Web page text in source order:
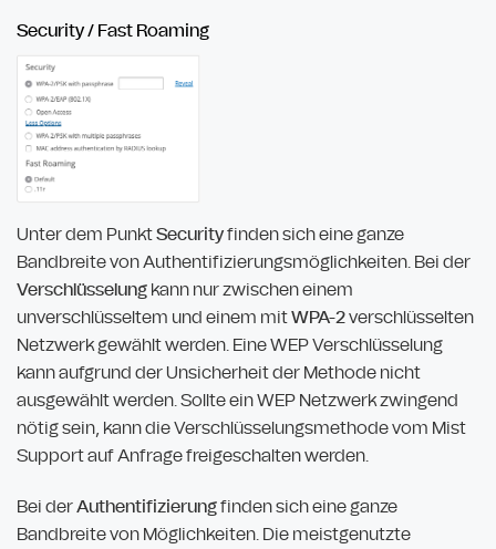
Security / Fast Roaming
Unter dem PunktSecurityfinden sich eine ganze
Bandbreite von Authentifizierungsmöglichkeiten. Bei der
Verschlüsselungkann nur zwischen einem
unverschlüsseltem und einem mitWPA-2verschlüsselten
Netzwerk gewählt werden. Eine WEP Verschlüsselung
kann aufgrund der Unsicherheit der Methode nicht
ausgewählt werden. Sollte ein WEP Netzwerk zwingend
nötig sein, kann die Verschlüsselungsmethode vom Mist
Support auf Anfrage freigeschalten werden.
Bei derAuthentifizierungfinden sich eine ganze
Bandbreite von Möglichkeiten. Die meistgenutzte